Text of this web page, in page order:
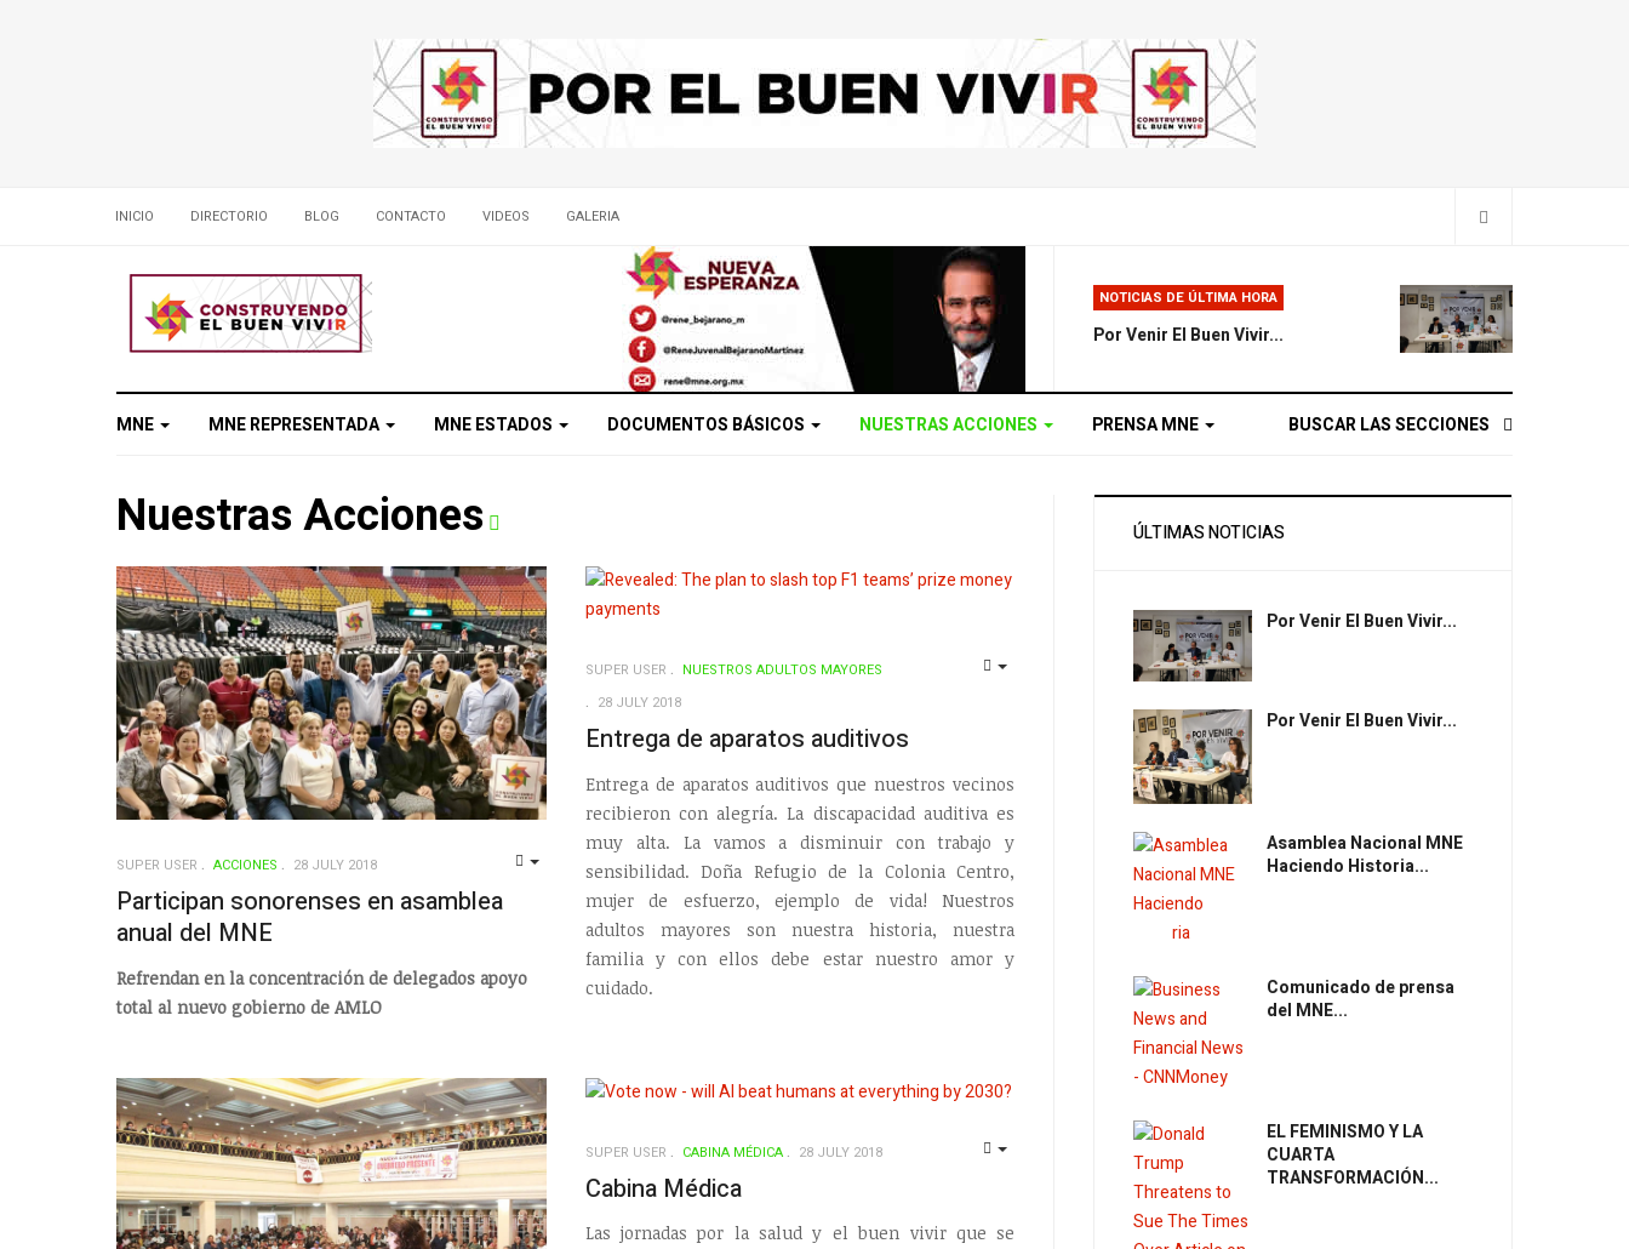
INICIO DIRECTORIO BLOG CONTACTO VIDEOS GALERIA
NOTICIAS DE ÚLTIMA HORA
Por Venir El Buen Vivir...
MNE MNE REPRESENTADA MNE ESTADOS DOCUMENTOS BÁSICOS NUESTRAS ACCIONES PRENSA MNE BUSCAR LAS SECCIONES
Nuestras Acciones
SUPER USER ACCIONES 28 JULY 2018
Participan sonorenses en asamblea
anual del MNE
Refrendan en la concentración de delegados apoyo
total al nuevo gobierno de AMLO
SUPER USER
NUESTROS ADULTOS MAYORES
28 JULY 2018
Entrega de aparatos auditivos
Entrega de aparatos auditivos que nuestros vecinos
recibieron con alegría. La discapacidad auditiva es
muy alta. La vamos a disminuir con trabajo y
sensibilidad. Doña Refugio de la Colonia Centro,
mujer de esfuerzo, ejemplo de vida! Nuestros
adultos mayores son nuestra historia, nuestra
familia y con ellos debe estar nuestro amor y
cuidado.
SUPER USER CABINA MÉDICA 28 JULY 2018
Cabina Médica
Las jornadas por la salud y el buen vivir que se
ÚLTIMAS NOTICIAS
Por Venir El Buen Vivir...
Por Venir El Buen Vivir...
Asamblea Nacional MNE
Haciendo Historia...
Comunicado de prensa
del MNE...
EL FEMINISMO Y LA
CUARTA
TRANSFORMACIÓN...